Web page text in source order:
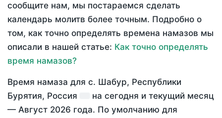
сообщите нам, мы постараемся сделать
календарь молитв более точным. Подробно о
том, как точно определять времена намазов мы
описали в нашей статье: Как точно определять
время намазов?
Время намаза для с. Шабур, Республики
Бурятия, Россия
на сегодня и текущий месяц
— Август 2026 года. По умолчанию для